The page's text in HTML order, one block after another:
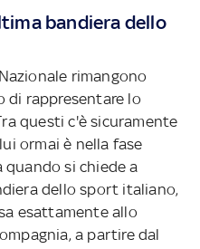
bandiera dello
rimangono
di rappresentare lo
questi c'è sicuramente
ormai è nella fase
quando si chiede a
dello sport italiano,
esattamente allo
a partire dal